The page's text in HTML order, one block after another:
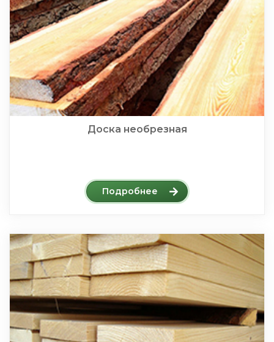
Доска необрезная
Подробнее